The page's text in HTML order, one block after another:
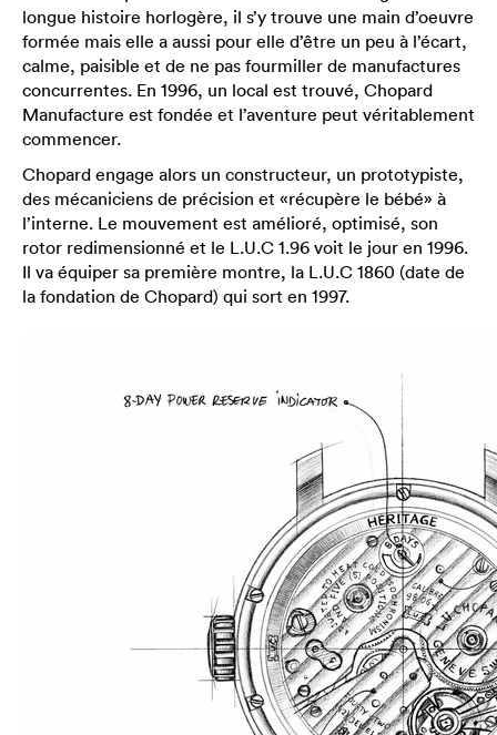
longue histoire horlogère, il s’y trouve une main d’oeuvre
formée mais elle a aussi pour elle d’être un peu à l’écart,
calme, paisible et de ne pas fourmiller de manufactures
concurrentes. En 1996, un local est trouvé, Chopard
Manufacture est fondée et l’aventure peut véritablement
commencer.
Chopard engage alors un constructeur, un prototypiste,
des mécaniciens de précision et «récupère le bébé» à
l’interne. Le mouvement est amélioré, optimisé, son
rotor redimensionné et le L.U.C 1.96 voit le jour en 1996.
Il va équiper sa première montre, la L.U.C 1860 (date de
la fondation de Chopard) qui sort en 1997.